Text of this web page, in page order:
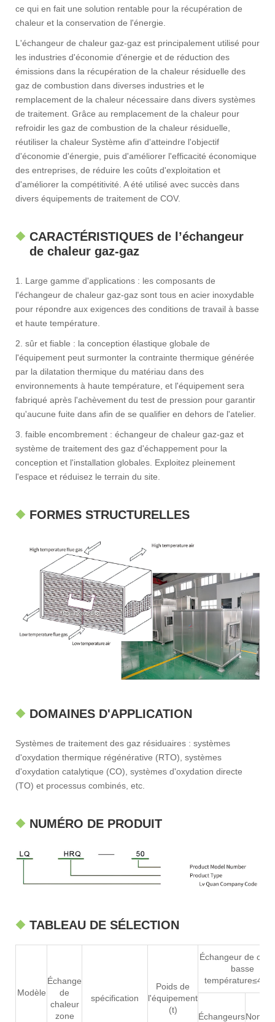
ce qui en fait une solution rentable pour la récupération de
chaleur et la conservation de l'énergie.
L'échangeur de chaleur gaz-gaz est principalement utilisé pour
les industries d'économie d'énergie et de réduction des
émissions dans la récupération de la chaleur résiduelle des
gaz de combustion dans diverses industries et le
remplacement de la chaleur nécessaire dans divers systèmes
de traitement. Grâce au remplacement de la chaleur pour
refroidir les gaz de combustion de la chaleur résiduelle,
réutiliser la chaleur Système afin d'atteindre l'objectif
d'économie d'énergie, puis d'améliorer l'efficacité économique
des entreprises, de réduire les coûts d'exploitation et
d'améliorer la compétitivité. A été utilisé avec succès dans
divers équipements de traitement de COV.
CARACTÉRISTIQUES de l’échangeur
de chaleur gaz-gaz
1. Large gamme d'applications : les composants de
l'échangeur de chaleur gaz-gaz sont tous en acier inoxydable
pour répondre aux exigences des conditions de travail à basse
et haute température.
2. sûr et fiable : la conception élastique globale de
l'équipement peut surmonter la contrainte thermique générée
par la dilatation thermique du matériau dans des
environnements à haute température, et l'équipement sera
fabriqué après l'achèvement du test de pression pour garantir
qu'aucune fuite dans afin de se qualifier en dehors de l'atelier.
3. faible encombrement : échangeur de chaleur gaz-gaz et
système de traitement des gaz d'échappement pour la
conception et l'installation globales. Exploitez pleinement
l'espace et réduisez le terrain du site.
FORMES STRUCTURELLES
DOMAINES D'APPLICATION
Systèmes de traitement des gaz résiduaires : systèmes
d'oxydation thermique régénérative (RTO), systèmes
d'oxydation catalytique (CO), systèmes d'oxydation directe
(TO) et processus combinés, etc.
NUMÉRO DE PRODUIT
TABLEAU DE SÉLECTION
Modèle
Échange
de
chaleur
zone
spécification
Poids de
l'équipement
(t)
Échangeur de
basse
ÉchangeursNon.